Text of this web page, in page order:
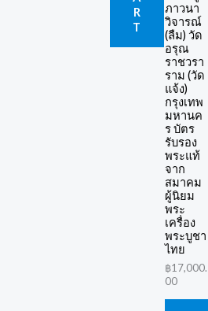
R
T
ภาวนา
วิจารณ์
(ลืม) วัด
อรุณ
ราชวรา
ราม (วัด
แจ้ง)
กรุงเทพ
มหานค
ร บัตร
รับรอง
พระแท้
จาก
สมาคม
ผู้นิยม
พระ
เครื่อง
พระบูชา
ไทย
฿17,000.
00